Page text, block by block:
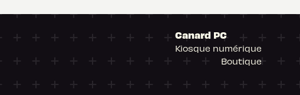
Canard PC
Kiosque numérique
Boutique